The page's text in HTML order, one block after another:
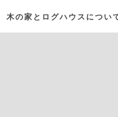
木の家とログハウスについ